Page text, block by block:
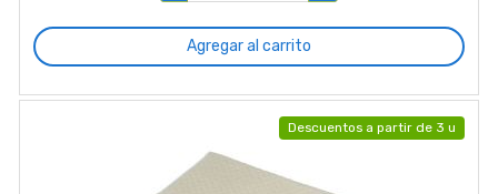
Agregar al carrito
Descuentos a partir de 3 u